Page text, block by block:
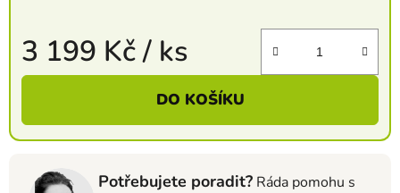
3 199 Kč/ ks
Měrná cena:
DO KOŠÍKU
Potřebujete poradit? Ráda pomohu s